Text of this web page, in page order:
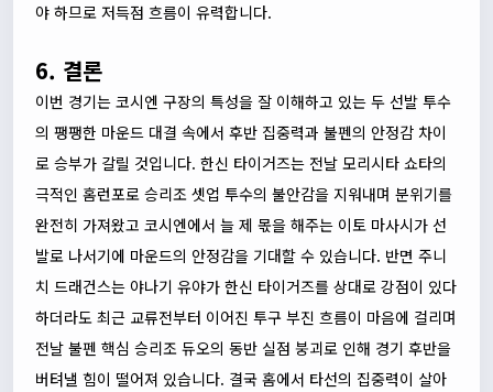
야 하므로 저득점 흐름이 유력합니다.
6. 결론
이번 경기는 코시엔 구장의 특성을 잘 이해하고 있는 두 선발 투수
의 팽팽한 마운드 대결 속에서 후반 집중력과 불펜의 안정감 차이
로 승부가 갈릴 것입니다. 한신 타이거즈는 전날 모리시타 쇼타의
극적인 홈런포로 승리조 셋업 투수의 불안감을 지워내며 분위기를
완전히 가져왔고 코시엔에서 늘 제 몫을 해주는 이토 마사시가 선
발로 나서기에 마운드의 안정감을 기대할 수 있습니다. 반면 주니
치 드래건스는 야나기 유야가 한신 타이거즈를 상대로 강점이 있다
하더라도 최근 교류전부터 이어진 투구 부진 흐름이 마음에 걸리며
전날 불펜 핵심 승리조 듀오의 동반 실점 붕괴로 인해 경기 후반을
버텨낼 힘이 떨어져 있습니다. 결국 홈에서 타선의 집중력이 살아